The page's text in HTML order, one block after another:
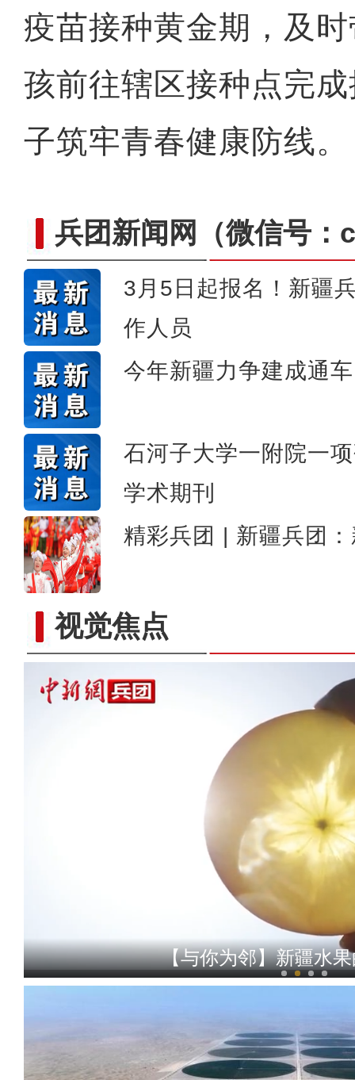
疫苗接种黄金期，及
孩前往辖区接种点完
子筑牢青春健康防线
兵团新闻网 （微信号
3月5日起报名！新疆
作人员
今年新疆力争建成通
石河子大学一附院一
学术期刊
精彩兵团 | 新疆兵团
视觉焦点
侨乡故事 | 喀什土陶技艺
【与你为邻】俄罗斯博士后
【与你为邻】新疆水
侨乡故事 | 哈班拜的